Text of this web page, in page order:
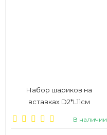
Набор шариков на
вставках D2*L11см
В наличии